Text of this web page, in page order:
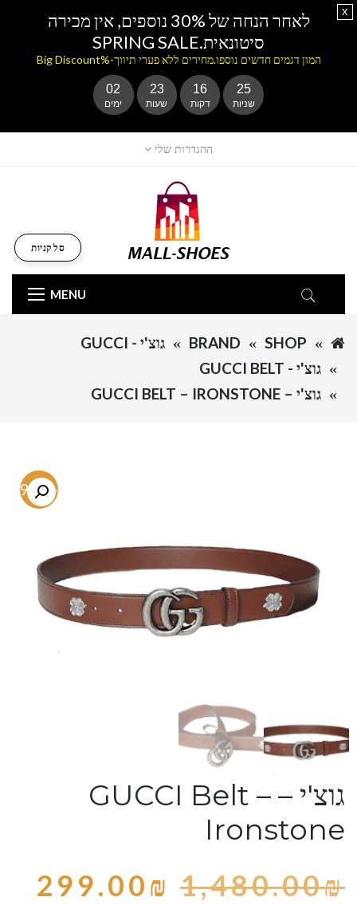
ההגדרות שלי
MENU
סל קניות
SHOP
BRAND
גוצ'י - GUCCI
גוצ'י - GUCCI BELT
גוצ'י – GUCCI BELT – IRONSTONE
-79.8%
גוצ'י – GUCCI Belt –
Ironstone
1,480.00₪
299.00₪
לאחר הנחה של 30% נוספים, אין מכירה
סיטונאית.SPRING SALE
המון דגמים חדשים נוספו.מחירים ללא פערי תיווך-%Big Discount
02
ימים
23
שעות
16
דקות
25
שניות
x